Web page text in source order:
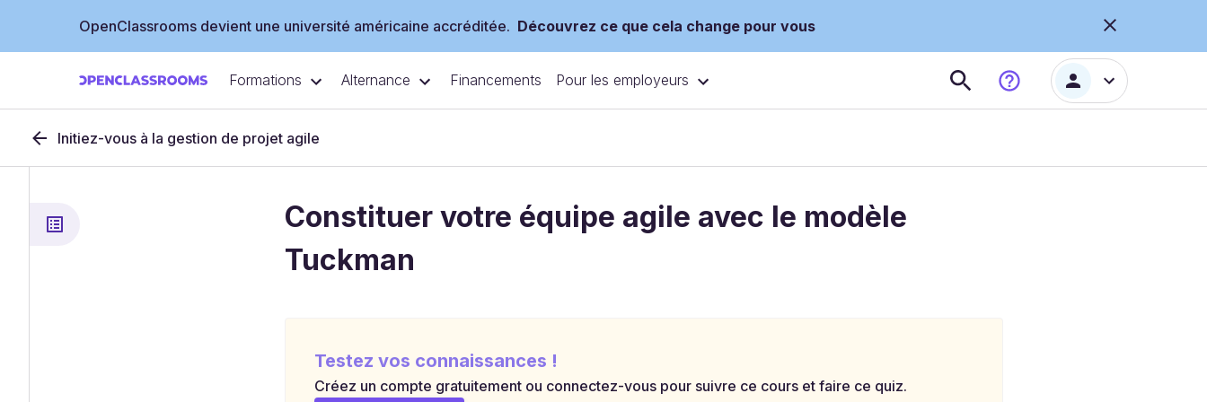
OpenClassrooms devient une université américaine accréditée. Découvrez ce que cela change pour vous
Formations Alternance Financements Pour les employeurs
Initiez-vous à la gestion de projet agile
Constituer votre équipe agile avec le modèle
Tuckman
Testez vos connaissances !
Créez un compte gratuitement ou connectez-vous pour suivre ce cours et faire ce quiz.